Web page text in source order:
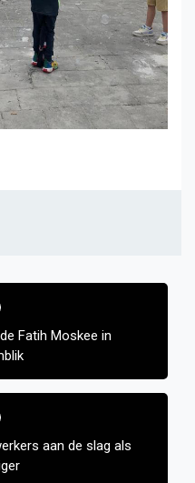
Fatih Moskee in
aan de slag als